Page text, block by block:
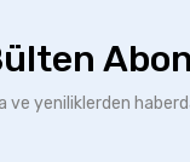
ve yeniliklerden